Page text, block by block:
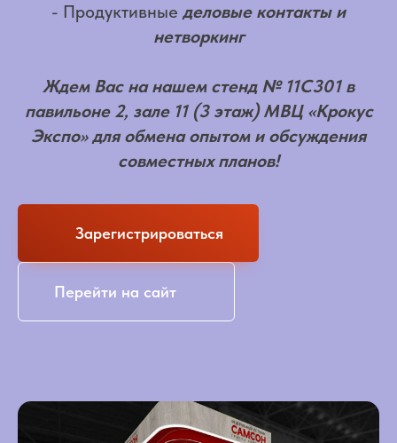
- Продуктивные деловые контакты и
нетворкинг
Ждем Вас на нашем стенд № 11С301 в
павильоне 2, зале 11 (3 этаж) МВЦ «Крокус
Экспо» для обмена опытом и обсуждения
совместных планов!
Зарегистрироваться
Перейти на сайт